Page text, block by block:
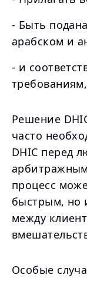
- Быть
арабском и
- и
Решение
часто
DHIC перед
процесс
быстрым, но
между
Особые